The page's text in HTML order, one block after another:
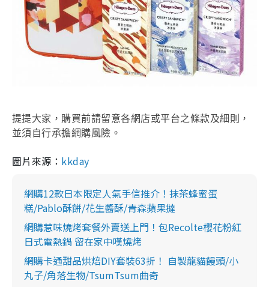
提提大家，購買前請留意各網店或平台之條款及細則，
並須自行承擔網購風險。
圖片來源： kkday
網購12款日本限定人氣手信推介！抹茶蜂蜜蛋
糕/Pablo酥餅/花生醬酥/青森蘋果撻
網購惹味燒烤套餐外賣送上門！包Recolte櫻花粉紅
日式電熱鍋 留在家中嘆燒烤
網購卡通甜品烘焙DIY套裝63折！ 自製龍貓饅頭/小
丸子/角落生物/TsumTsum曲奇